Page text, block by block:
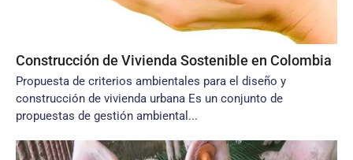
Construcción de Vivienda Sostenible en Colombia
Propuesta de criterios ambientales para el diseño y
construcción de vivienda urbana Es un conjunto de
propuestas de gestión ambiental...